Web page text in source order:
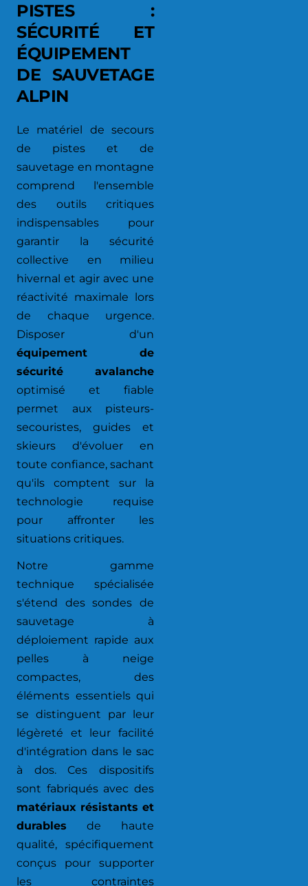
PISTES :
SÉCURITÉ ET
ÉQUIPEMENT
DE SAUVETAGE
ALPIN
Le matériel de secours
de pistes et de
sauvetage en montagne
comprend l'ensemble
des outils critiques
indispensables pour
garantir la sécurité
collective en milieu
hivernal et agir avec une
réactivité maximale lors
de chaque urgence.
Disposer d'un
équipement de
sécurité avalanche
optimisé et fiable
permet aux pisteurs-
secouristes, guides et
skieurs d'évoluer en
toute confiance, sachant
qu'ils comptent sur la
technologie requise
pour affronter les
situations critiques.
Notre gamme
technique spécialisée
s'étend des sondes de
sauvetage à
déploiement rapide aux
pelles à neige
compactes, des
éléments essentiels qui
se distinguent par leur
légèreté et leur facilité
d'intégration dans le sac
à dos. Ces dispositifs
sont fabriqués avec des
matériaux résistants et
durables de haute
qualité, spécifiquement
conçus pour supporter
les contraintes